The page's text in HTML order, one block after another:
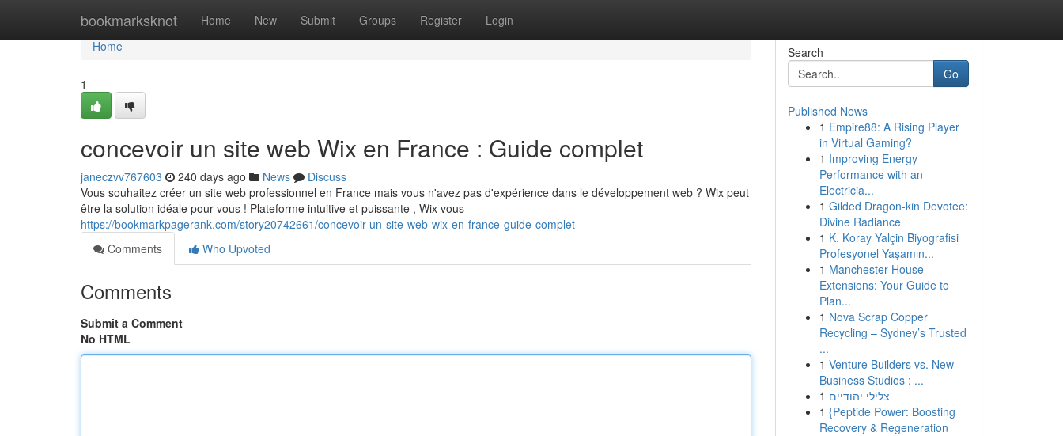
bookmarksknot Home New Submit Groups Register Login
Home
Home
1
concevoir un site web Wix en France : Guide complet
janeczvv767603 240 days ago News
Discuss
Vous souhaitez créer un site web professionnel en France mais vous n'avez pas d'expérience dans le développement web ? Wix peut
être la solution idéale pour vous ! Plateforme intuitive et puissante , Wix vous
https://bookmarkpagerank.com/story20742661/concevoir-un-site-web-wix-en-france-guide-complet
Comments
Who Upvoted
Comments
Submit a Comment
No HTML
Search
Go
Published News
1 Empire88: A Rising Player
in Virtual Gaming?
1 Improving Energy
Performance with an
Electricia...
1 Gilded Dragon-kin Devotee:
Divine Radiance
1 K. Koray Yalçin Biyografisi
Profesyonel Yaşamın...
1 Manchester House
Extensions: Your Guide to
Plan...
1 Nova Scrap Copper
Recycling – Sydney’s Trusted
...
1 Venture Builders vs. New
Business Studios : ...
1 צלילי יהודיים
1 {Peptide Power: Boosting
Recovery & Regeneration